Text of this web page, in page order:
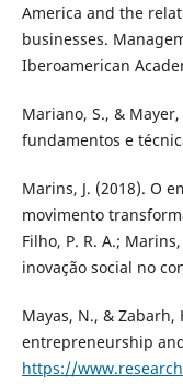
America and the
businesses.
Iberoamerican
Mariano, S., &
fundamentos e
Marins, J. (2018). O
movimento
Filho, P. R. A.;
inovação social no
Mayas, N., &
entrepreneurship
https://